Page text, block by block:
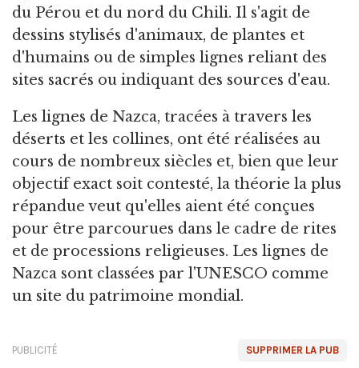
du Pérou et du nord du Chili. Il s'agit de
dessins stylisés d'animaux, de plantes et
d'humains ou de simples lignes reliant des
sites sacrés ou indiquant des sources d'eau.
Les lignes de Nazca, tracées à travers les
déserts et les collines, ont été réalisées au
cours de nombreux siècles et, bien que leur
objectif exact soit contesté, la théorie la plus
répandue veut qu'elles aient été conçues
pour être parcourues dans le cadre de rites
et de processions religieuses. Les lignes de
Nazca sont classées par l'UNESCO comme
un site du patrimoine mondial.
SUPPRIMER LA PUB
PUBLICITÉ